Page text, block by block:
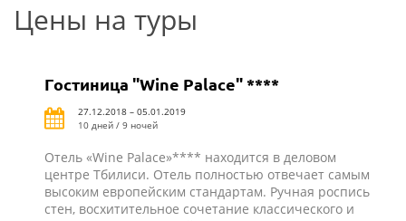
Цены на туры
Гостиница "Wine Palace" ****
27.12.2018 – 05.01.2019
10 дней / 9 ночей
Отель «Wine Palace»**** находится в деловом
центре Тбилиси. Отель полностью отвечает самым
высоким европейским стандартам. Ручная роспись
стен, восхитительное сочетание классического и